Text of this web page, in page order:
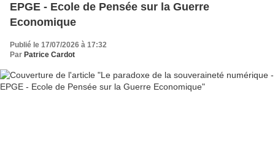
EPGE - Ecole de Pensée sur la Guerre
Economique
Publié le 17/07/2026 à 17:32
Par Patrice Cardot